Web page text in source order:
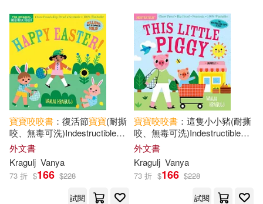
寶寶咬咬書 ：復活節寶寶(耐撕
咬、無毒可洗)Indestructibles:
Easter Baby: Chew Proof - Rip
Proof - Nontoxic - 100%
Washable (Book for Babies
外文書
Kragulj Vanya
73 折 $166 $228
試閱
寶寶咬咬書 ：這隻小小豬(耐撕
咬、無毒可洗)Indestructibles:
This Little Piggy
外文書
Kragulj Vanya
73 折 $166 $228
試閱